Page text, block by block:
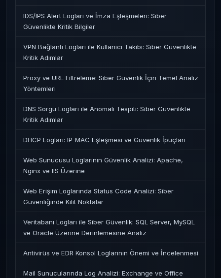
IDS/IPS Alert Logları ve İmza Eşleşmeleri: Siber
Güvenlikte Kritik Bilgiler
VPN Bağlantı Logları ile Kullanıcı Takibi: Siber Güvenlikte
Kritik Adımlar
Proxy ve URL Filtreleme: Siber Güvenlik İçin Temel Analiz
Yöntemleri
DNS Sorgu Logları ile Anomali Tespiti: Siber Güvenlikte
Kritik Adımlar
DHCP Logları: IP-MAC Eşleşmesi ve Güvenlik İpuçları
Web Sunucusu Loglarının Güvenlik Analizi: Apache,
Nginx ve IIS Üzerine
Web Erişim Loglarında Status Code Analizi: Siber
Güvenliğinde Kilit Noktalar
Veritabanı Logları ile Siber Güvenlik: SQL Server, MySQL
ve Oracle Üzerine Derinlemesine Analiz
Antivirüs ve EDR Konsol Loglarının Önemi ve İncelenmesi
Mail Sunucularında Log Analizi: Exchange ve Office